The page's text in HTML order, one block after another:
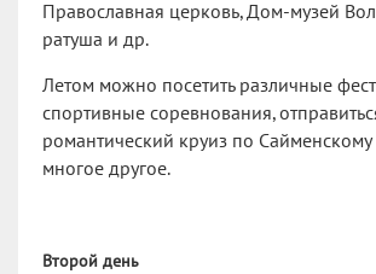
Православная церковь, Дом-музей
ратуша и др.
Летом можно посетить различные
спортивные соревнования,
романтический круиз по Сайменскому
многое другое.
Второй день